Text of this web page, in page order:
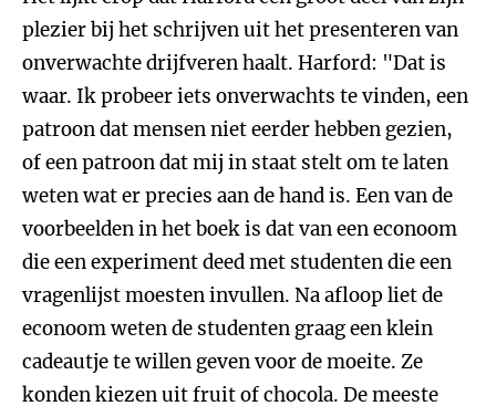
plezier bij het schrijven uit het presenteren van
onverwachte drijfveren haalt. Harford: "Dat is
waar. Ik probeer iets onverwachts te vinden, een
patroon dat mensen niet eerder hebben gezien,
of een patroon dat mij in staat stelt om te laten
weten wat er precies aan de hand is. Een van de
voorbeelden in het boek is dat van een econoom
die een experiment deed met studenten die een
vragenlijst moesten invullen. Na afloop liet de
econoom weten de studenten graag een klein
cadeautje te willen geven voor de moeite. Ze
konden kiezen uit fruit of chocola. De meeste